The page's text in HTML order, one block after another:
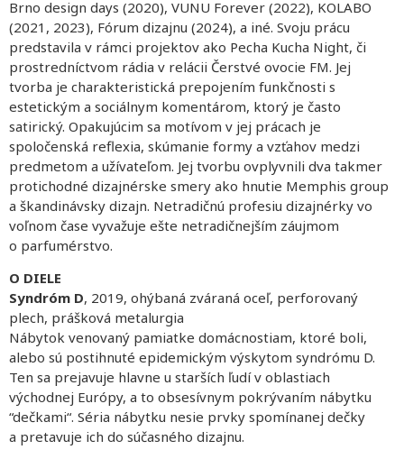
Brno design days (2020), VUNU Forever (2022), KOLABO
(2021, 2023), Fórum dizajnu (2024), a iné. Svoju prácu
predstavila v rámci projektov ako Pecha Kucha Night, či
prostredníctvom rádia v relácii Čerstvé ovocie FM. Jej
tvorba je charakteristická prepojením funkčnosti s
estetickým a sociálnym komentárom, ktorý je často
satirický. Opakujúcim sa motívom v jej prácach je
spoločenská reflexia, skúmanie formy a vzťahov medzi
predmetom a užívateľom. Jej tvorbu ovplyvnili dva takmer
protichodné dizajnérske smery ako hnutie Memphis group
a škandinávsky dizajn. Netradičnú profesiu dizajnérky vo
voľnom čase vyvažuje ešte netradičnejším záujmom
o parfumérstvo.
O DIELE
Syndróm D, 2019, ohýbaná zváraná oceľ, perforovaný
plech, prášková metalurgia
Nábytok venovaný pamiatke domácnostiam, ktoré boli,
alebo sú postihnuté epidemickým výskytom syndrómu D.
Ten sa prejavuje hlavne u starších ľudí v oblastiach
východnej Európy, a to obsesívnym pokrývaním nábytku
“dečkami“. Séria nábytku nesie prvky spomínanej dečky
a pretavuje ich do súčasného dizajnu.